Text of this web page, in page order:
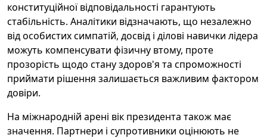
конституційної відповідальності гарантують
стабільність. Аналітики відзначають, що незалежно
від особистих симпатій, досвід і ділові навички лідера
можуть компенсувати фізичну втому, проте
прозорість щодо стану здоров'я та спроможності
приймати рішення залишається важливим фактором
довіри.
На міжнародній арені вік президента також має
значення. Партнери і супротивники оцінюють не